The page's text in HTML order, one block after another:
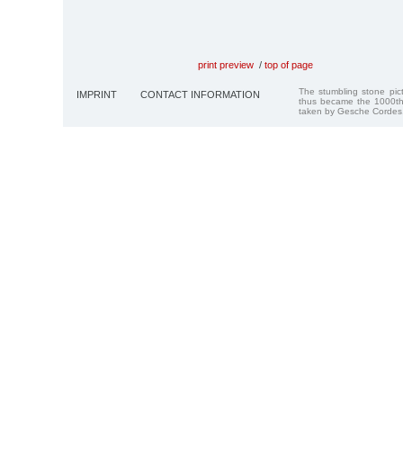
print preview / top of page
IMPRINT CONTACT INFORMATION
The stumbling stone
thus became the
taken by Gesche